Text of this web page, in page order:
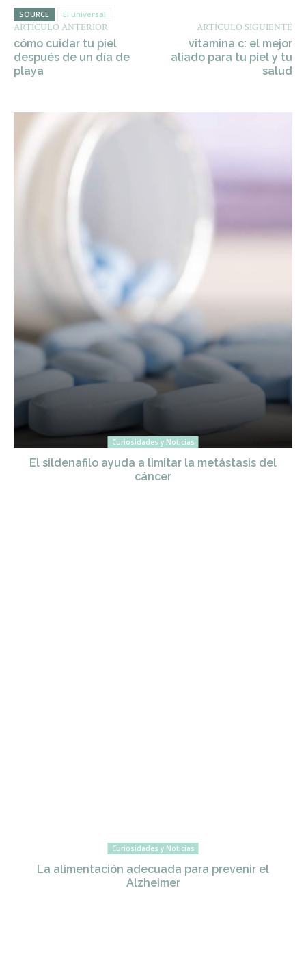
SOURCE El universal
ARTÍCULO ANTERIOR
cómo cuidar tu piel
después de un día de
playa
ARTÍCULO SIGUIENTE
vitamina c: el mejor
aliado para tu piel y tu
salud
Curiosidades y Noticias
El sildenafilo ayuda a limitar la metástasis del
cáncer
Curiosidades y Noticias
La alimentación adecuada para prevenir el
Alzheimer